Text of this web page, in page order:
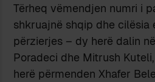
Tërheq vëmendjen numri i
shkruajnë shqip dhe cilësia
përzierjes – dy herë dalin
Poradeci dhe Mitrush
herë përmenden Xhafer